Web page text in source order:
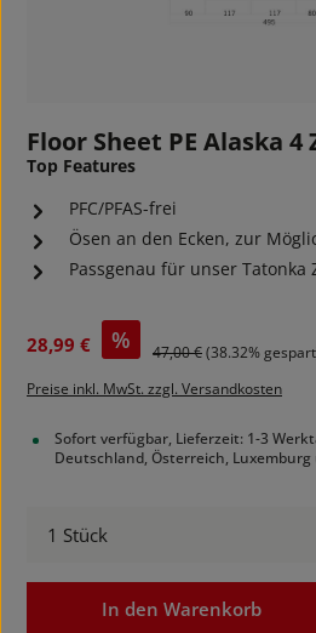
Floor Sheet PE Alaska
Top Features
PFC/PFAS-frei
Ösen an den Ecken, zur
Passgenau für unser Tatonka
Verkaufspreis:
28,99 € % Regulärer Preis:
47,00 €(38.32%
Preise inkl. MwSt. zzgl. Versandkosten
Sofort verfügbar, Lieferzeit: 1-3
Deutschland, Österreich,
Produkt Anzahl: Gib den
In den Warenkorb